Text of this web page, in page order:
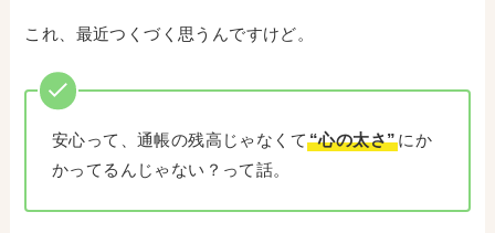
これ、最近つくづく思うんですけど。
安心って、通帳の残高じゃなくて “心の太さ”にか
かってるんじゃない？って話。